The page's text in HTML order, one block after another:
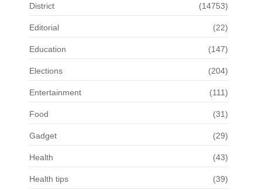
District (14753)
Editorial (22)
Education (147)
Elections (204)
Entertainment (111)
Food (31)
Gadget (29)
Health (43)
Health tips (39)